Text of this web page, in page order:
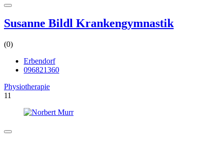
Susanne Bildl Krankengymnastik
(0)
Erbendorf
096821360
Physiotherapie
11